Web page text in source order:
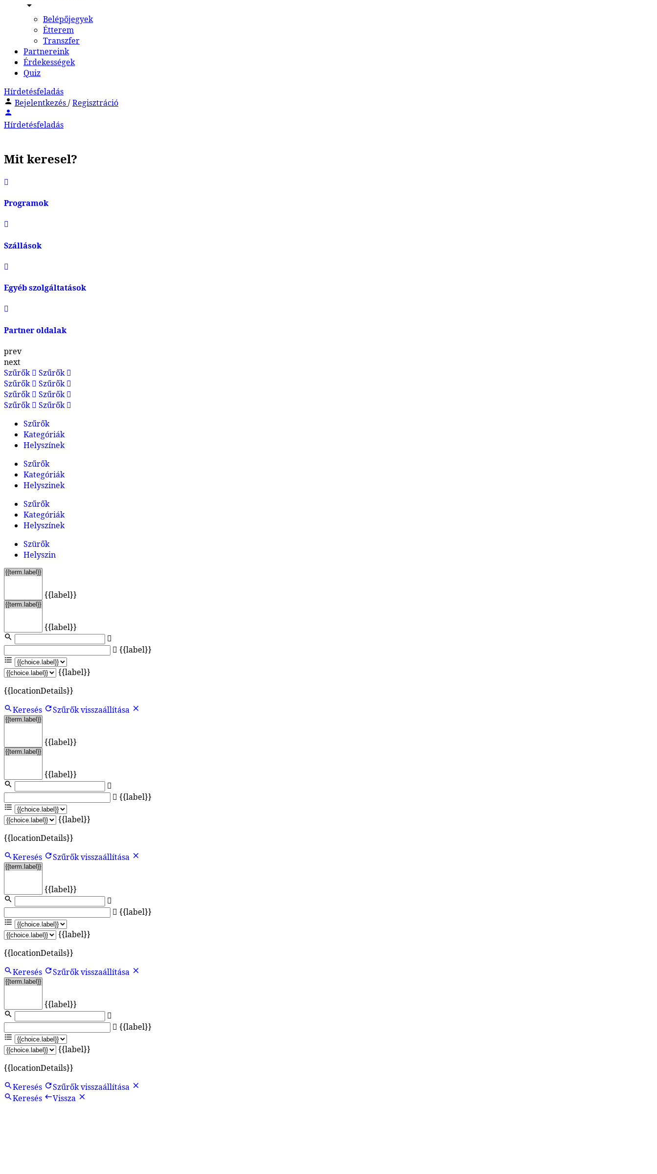
Belépőjegyek
Étterem
Transzfer
Partnereink
Érdekességek
Quiz
Hírdetésfeladás
Bejelentkezés/Regisztráció
Hírdetésfeladás
Mit keresel?
Programok
Szállások
Egyéb szolgáltatások
Partner oldalak
prev
next
Szűrők
Szűrők
Szűrők
Szűrők
Szűrők
Szűrők
Szűrők
Szűrők
Szűrők
Kategóriák
Helyszínek
Szűrők
Kategóriák
Helyszinek
Szűrők
Kategóriák
Helyszínek
Szürők
Helyszin
{{label}}
{{label}}
{{label}}
{{label}}
{{locationDetails}}
Keresés
Szűrők visszaállítása
{{label}}
{{label}}
{{label}}
{{label}}
{{locationDetails}}
Keresés
Szűrők visszaállítása
{{label}}
{{label}}
{{label}}
{{locationDetails}}
Keresés
Szűrők visszaállítása
{{label}}
{{label}}
{{label}}
{{locationDetails}}
Keresés
Szűrők visszaállítása
Keresés
Vissza